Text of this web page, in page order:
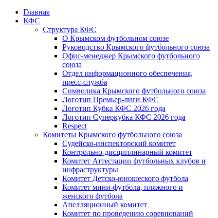
Главная
КФС
Структура КФС
О Крымском футбольном союзе
Руководство Крымского футбольного союза
Офис-менеджер Крымского футбольного
союза
Отдел информационного обеспечения,
пресс-служба
Символика Крымского футбольного союза
Логотип Премьер-лиги КФС
Логотип Кубка КФС 2026 года
Логотип Суперкубка КФС 2026 года
Respect
Комитеты Крымского футбольного союза
Судейско-инспекторский комитет
Контрольно-дисциплинарный комитет
Комитет Аттестации футбольных клубов и
инфраструктуры
Комитет Детско-юношеского футбола
Комитет мини-футбола, пляжного и
женского футбола
Апелляционный комитет
Комитет по проведению соревнований